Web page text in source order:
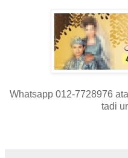
Whatsapp 012-7728976
tadi